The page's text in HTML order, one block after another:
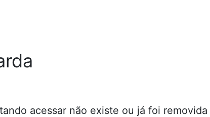
acessar não existe ou já foi